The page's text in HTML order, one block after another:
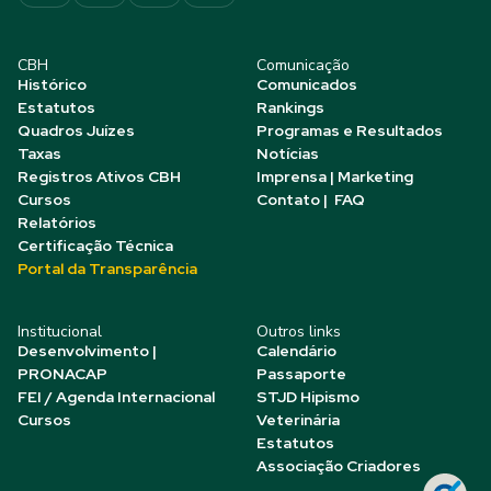
CBH
Histórico
Estatutos
Quadros Juízes
Taxas
Registros Ativos CBH
Cursos
Relatórios
Certificação Técnica
Portal da Transparência
Comunicação
Comunicados
Rankings
Programas e Resultados
Notícias
Imprensa | Marketing
Contato | FAQ
Institucional
Desenvolvimento |
PRONACAP
FEI / Agenda Internacional
Cursos
Outros links
Calendário
Passaporte
STJD Hipismo
Veterinária
Estatutos
Associação Criadores